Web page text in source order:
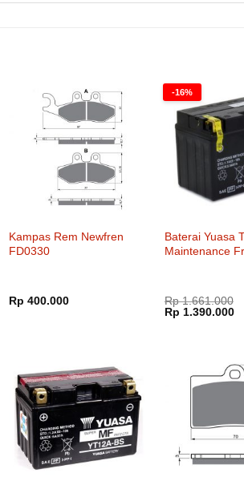
Kampas Rem Newfren
FD0330
Rp 400.000
-16%
Baterai Yuasa
Maintenance
Rp1.661.000
Harga
aslinya
Rp 1.390.000